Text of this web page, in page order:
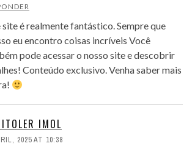
site é realmente fantástico. Sempre que
eu encontro coisas incríveis Você
pode acessar o nosso site e descobrir
Conteúdo exclusivo. Venha saber mais
IMOL
2025 AT 10:38